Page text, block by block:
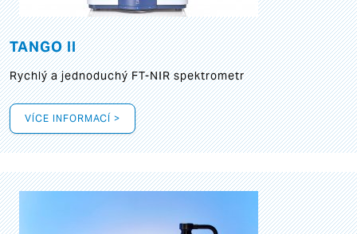
TANGO II
Rychlý a jednoduchý FT-NIR spektrometr
VÍCE INFORMACÍ >